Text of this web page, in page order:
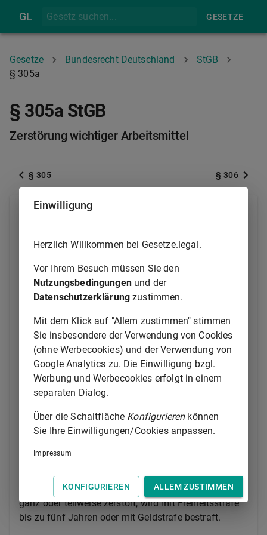
GL GESETZE
Gesetze Bundesrecht Deutschland
StGB
§ 305a
§ 305a StGB
Zerstörung wichtiger Arbeitsmittel
§ 305 § 306
(1) Wer rechtswidrig
bedeutendem Wert, das für die Errichtung
einer Anlage oder eines Unternehmens im
Sinne des § 316b Abs. 1 Nr. 1 oder 2
oder einer Anlage, die dem Betrieb oder der
eines solchen Unternehmens dient, von
wesentlicher Bedeutung ist, oder
2.
ein für den Einsatz wesentliches
technisches Arbeitsmittel der Polizei, der
Bundeswehr, der Feuerwehr, des
Katastrophenschutzes oder eines
Wert ist, oder
3.
ein Kraftfahrzeug der Polizei, der
Bundeswehr, der Feuerwehr, des
Rettungsdienstes
ganz oder teilweise zerstört, wird mit Freiheitsstrafe
bis zu fünf Jahren oder mit Geldstrafe bestraft.
Einwilligung
Herzlich Willkommen bei Gesetze.legal.
Vor Ihrem Besuch müssen Sie den
Nutzungsbedingungenund der
Datenschutzerklärung zustimmen.
Mit dem Klick auf "Allem zustimmen" stimmen
Sie insbesondere der Verwendung von Cookies
(ohne Werbecookies) und der Verwendung von
Google Analytics zu. Die Einwilligung bzgl.
Werbung und Werbecookies erfolgt in einem
separaten Dialog.
Über die Schaltfläche Konfigurierenkönnen
Sie Ihre Einwilligungen/Cookies anpassen.
Impressum
KONFIGURIEREN ALLEM ZUSTIMMEN